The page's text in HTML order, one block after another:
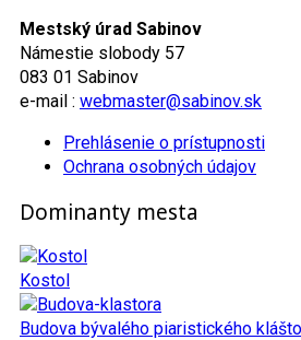
Mestský úrad Sabinov
Námestie slobody 57
083 01 Sabinov
e-mail : webmaster@sabinov.sk
Prehlásenie o prístupnosti
Ochrana osobných údajov
Dominanty mesta
Kostol
Budova bývalého piaristického